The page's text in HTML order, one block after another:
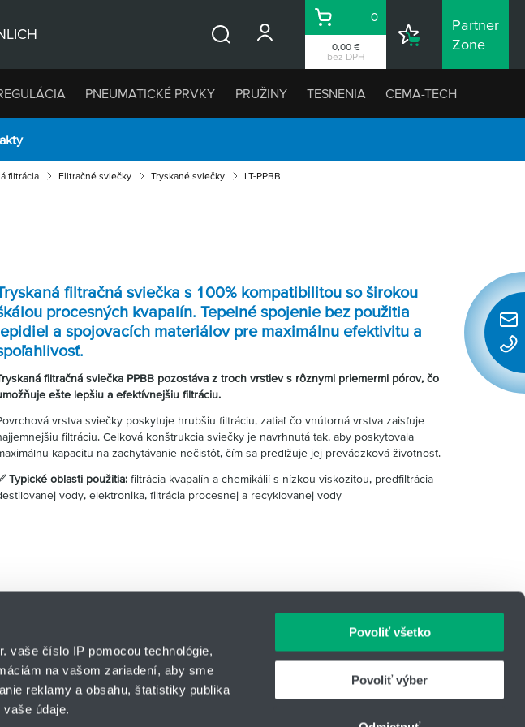
vaše číslo IP pomocou technológie,
na vašom zariadení, aby sme
reklamy a obsahu, štatistiky publika
údaje.
Povoliť všetko
Povoliť výber
0,00 €
bez DPH
Košík
0
Nákupný
Partner
Zone
PNEUMATICKÉ PRVKY PRUŽINY TESNENIA CEMA-TECH
filtrácia Filtračné sviečky Tryskané sviečky LT-PPBB
filtračná sviečka s 100% kompatibilitou so širokou
procesných kvapalín. Tepelné spojenie bez použitia
a spojovacích materiálov pre maximálnu efektivitu a
filtračná sviečka PPBB pozostáva z troch vrstiev s rôznymi priemermi pórov, čo
ešte lepšiu a efektívnejšiu filtráciu.
vrstva sviečky poskytuje hrubšiu filtráciu, zatiaľ čo vnútorná vrstva zaisťuje
filtráciu. Celková konštrukcia sviečky je navrhnutá tak, aby poskytovala
kapacitu na zachytávanie nečistôt, čím sa predlžuje jej prevádzková životnosť.
Typické oblasti použitia: filtrácia kvapalín a chemikálií s nízkou viskozitou, predfiltrácia
vody, elektronika, filtrácia procesnej a recyklovanej vody
HENNLICH s.r.o.
Košťany nad Turcom 543
IČO: 31344500
Telefón: +421 940 996 808